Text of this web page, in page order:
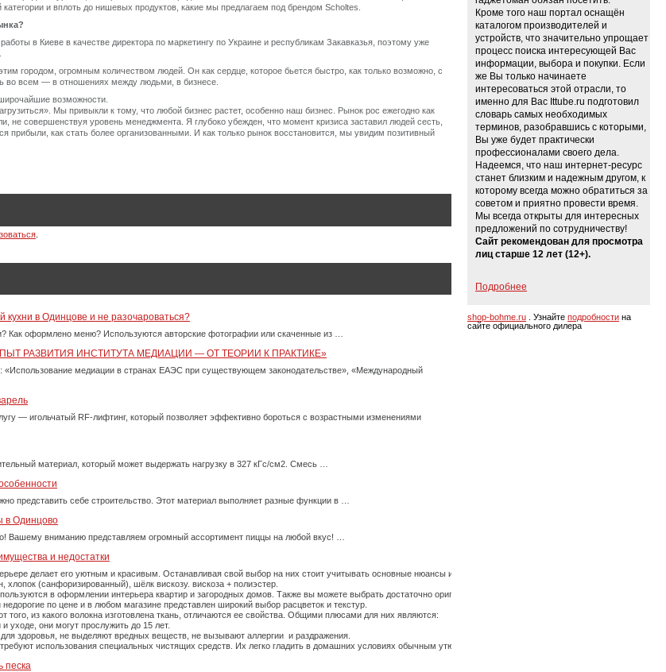
и вплоть до нишевых продуктов, какие мы предлагаем под брендом Scholtes.
в Киеве в качестве директора по маркетингу по Украине и республикам Закавказья, поэтому уже
городом, огромным количеством людей. Он как сердце, которое бьется быстро, как только возможно, с
во всем — в отношениях между людьми, в бизнесе.
возможности.
Мы привыкли к тому, что любой бизнес растет, особенно наш бизнес. Рынок рос ежегодно как
не совершенствуя уровень менеджмента. Я глубоко убежден, что момент кризиса заставил людей сесть,
прибыли, как стать более организованными. И как только рынок восстановится, мы увидим позитивный
кухни в Одинцове и не разочароваться?
Как оформлено меню? Используются авторские фотографии или скаченные из …
РАЗВИТИЯ ИНСТИТУТА МЕДИАЦИИ — ОТ ТЕОРИИ К ПРАКТИКЕ»
«Использование медиации в странах ЕАЭС при существующем законодательстве», «Международный
— игольчатый RF-лифтинг, который позволяет эффективно бороться с возрастными изменениями
материал, который может выдержать нагрузку в 327 кГс/см2. Смесь …
представить себе строительство. Этот материал выполняет разные функции в …
в Одинцово
Вашему вниманию представляем огромный ассортимент пиццы на любой вкус! …
и недостатки
делает его уютным и красивым. Останавливая свой выбор на них стоит учитывать основные нюансы их использования, иначе по истечению времени
(санфоризированный), шёлк вискозу. вискоза + полиэстер.
в оформлении интерьера квартир и загородных домов. Также вы можете выбрать достаточно оригинальные ткани, изготовленные из крапивы,
по цене и в любом магазине представлен широкий выбор расцветок и текстур.
из какого волокна изготовлена ткань, отличаются ее свойства. Общими плюсами для них являются:
уходе, они могут прослужить до 15 лет.
здоровья, не выделяют вредных веществ, не вызывают аллергии и раздражения.
использования специальных чистящих средств. Их легко гладить в домашних условиях обычным утюгом. …
песка
Кроме того наш портал оснащён
каталогом производителей и
устройств, что значительно упрощает
процесс поиска интересующей Вас
информации, выбора и покупки. Если
же Вы только начинаете
интересоваться этой отрасли, то
именно для Вас Ittube.ru подготовил
словарь самых необходимых
терминов, разобравшись с которыми,
Вы уже будет практически
профессионалами своего дела.
Надеемся, что наш интернет-ресурс
станет близким и надежным другом, к
которому всегда можно обратиться за
советом и приятно провести время.
Мы всегда открыты для интересных
предложений по сотрудничеству!
Сайт рекомендован для просмотра
лиц старше 12 лет (12+).
Подробнее
shop-bohme.ru . Узнайте подробности на
сайте официального дилера